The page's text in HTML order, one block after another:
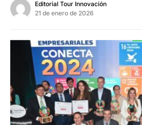
Editorial Tour Innovación
21 de enero de 2026